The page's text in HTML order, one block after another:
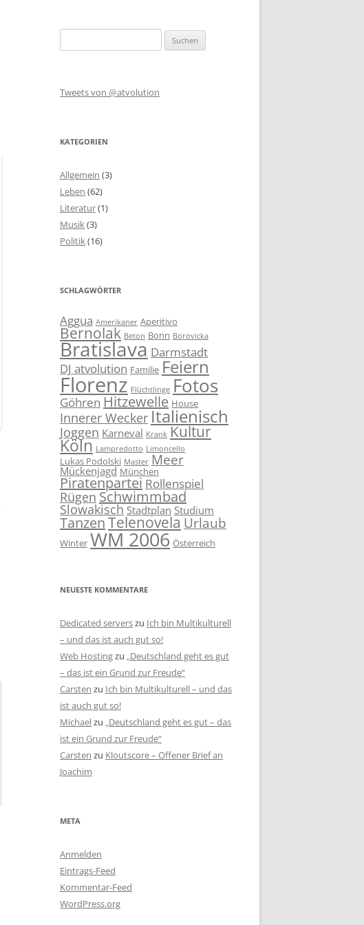
nach:
Tweets von @atvolution
KATEGORIEN
Allgemein (3)
Leben (62)
Literatur(1)
Musik(3)
Politik(16)
SCHLAGWÖRTER
Aggua Amerikaner Aperitivo
Bernolak Beton Bonn Borovicka
Bratislava Darmstadt
DJ atvolution Familie Feiern
Florenz Flüchtlinge Fotos
Göhren Hitzewelle House
Innerer WeckerItalienisch
Joggen Karneval Krank Kultur
Köln Lampredotto Limoncello
Lukas Podolski Master Meer
Mückenjagd München
Piratenpartei Rollenspiel
Rügen Schwimmbad
Slowakisch Stadtplan Studium
TanzenTelenovela Urlaub
Winter WM 2006 Österreich
NEUESTE KOMMENTARE
Dedicated serverszu Ich bin Multikulturell
– und das ist auch gut so!
Web Hostingzu „Deutschland geht es gut
– das ist ein Grund zur Freude“
Carsten zu Ich bin Multikulturell – und das
ist auch gut so!
Michaelzu „Deutschland geht es gut – das
ist ein Grund zur Freude“
Carsten zu Kloutscore – Offener Brief an
Joachim
META
Anmelden
Eintrags-Feed
Kommentar-Feed
WordPress.org